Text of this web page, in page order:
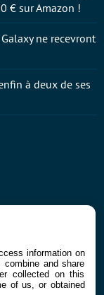
€ sur Amazon !
ne recevront
à deux de ses
information on
and share
collected on this
of us, or obtained